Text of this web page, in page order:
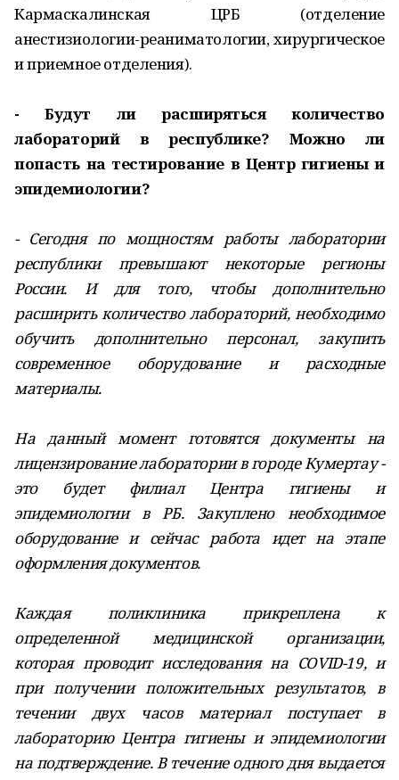
Кармаскалинская ЦРБ (отделение
анестизиологии-реаниматологии, хирургическое
и приемное отделения).
- Будут ли расширяться количество
лабораторий в республике? Можно ли
попасть на тестирование в Центр гигиены и
эпидемиологии?
- Сегодня по мощностям работы лаборатории
республики превышают некоторые регионы
России. И для того, чтобы дополнительно
расширить количество лабораторий, необходимо
обучить дополнительно персонал, закупить
современное оборудование и расходные
материалы.
На данный момент готовятся документы на
лицензирование лаборатории в городе Кумертау -
это будет филиал Центра гигиены и
эпидемиологии в РБ. Закуплено необходимое
оборудование и сейчас работа идет на этапе
оформления документов.
Каждая поликлиника прикреплена к
определенной медицинской организации,
которая проводит исследования на COVID-19, и
при получении положительных результатов, в
течении двух часов материал поступает в
лабораторию Центра гигиены и эпидемиологии
на подтверждение. В течение одного дня выдается